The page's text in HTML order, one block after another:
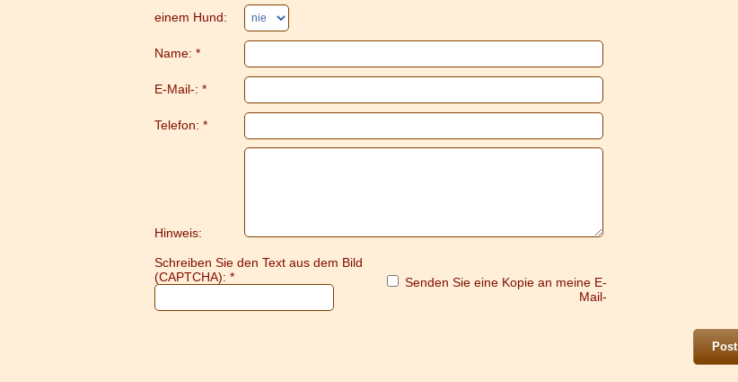
einem Hund:
Name: *
E-Mail-: *
Telefon: *
Hinweis:
Schreiben Sie den Text aus dem Bild
(CAPTCHA): *
Senden Sie eine Kopie an meine E-
Mail-
Post